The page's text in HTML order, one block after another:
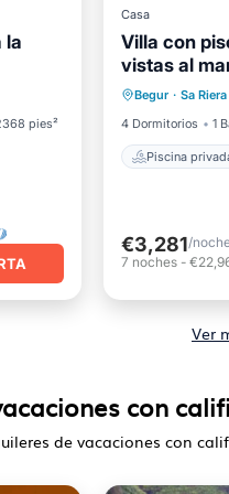
la
pies²
Casa
Villa con
vistas al
Begur · Sa Riera
4 Dormitorios
1
Piscina
Piscina
Piscina
€3,281/
7 noches-
Ver
con
de vacaciones con